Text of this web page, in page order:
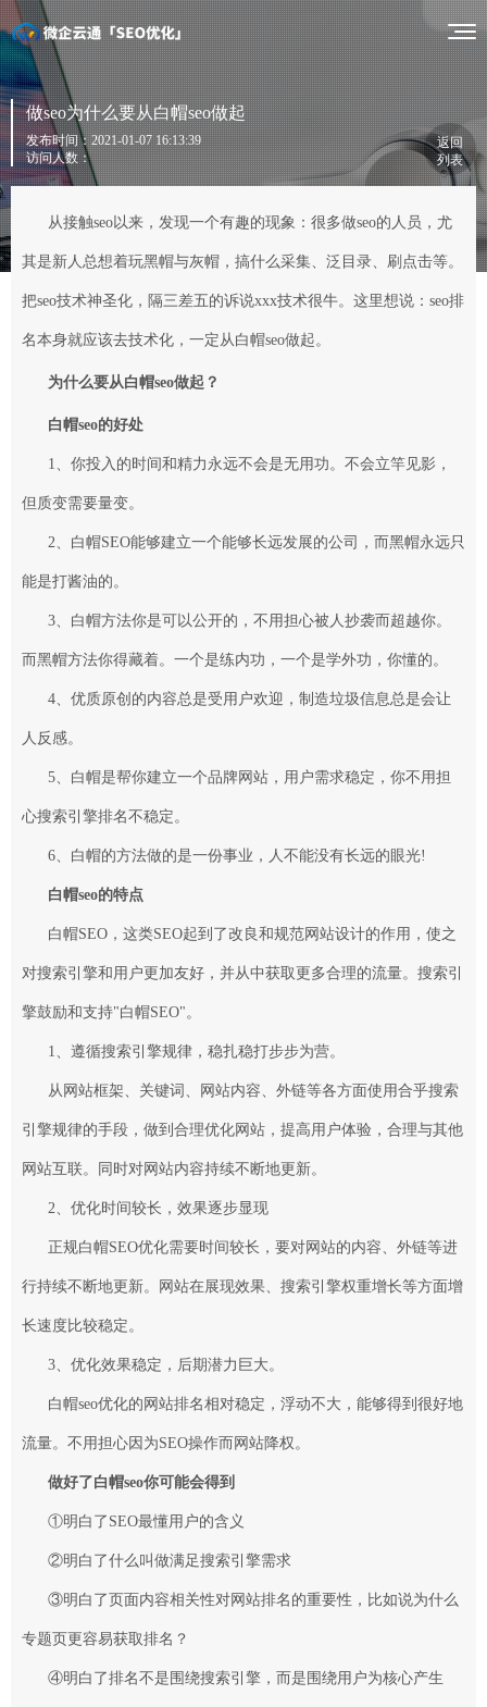
做seo为什么要从白帽seo做起
发布时间：2021-01-07 16:13:39
访问人数：
返回
列表
从接触seo以来，发现一个有趣的现象：很多做seo的人员，尤
其是新人总想着玩黑帽与灰帽，搞什么采集、泛目录、 刷点击等。
把seo技术神圣化，隔三差五的诉说xxx技术很牛。这里想说：seo排
名本身就应该去技术化，一定从白帽seo做起。
为什么要从白帽seo做起？
白帽seo的好处
1、你投入的时间和精力永远不会是无用功。不会立竿见影，
但质变需要量变。
2、白帽SEO能够建立一个能够长远发展的公司，而黑帽永远只
能是打酱油的。
3、白帽方法你是可以公开的，不用担心被人抄袭而超越你。
而黑帽方法你得藏着。一个是练内功，一个是学外功，你懂的。
4、优质原创的内容总是受用户欢迎，制造垃圾信息总是会让
人反感。
5、白帽是帮你建立一个品牌网站 ，用户需求稳定，你不用担
心搜索引擎排名不稳定。
6、白帽的方法做的是一份事业，人不能没有长远的眼光!
白帽seo的特点
白帽SEO，这类SEO起到了改良和规范网站设计的作用，使之
对搜索引擎和用户更加友好，并从中获取更多合理的流量。搜索引
擎鼓励和支持"白帽SEO"。
1、遵循搜索引擎规律，稳扎稳打步步为营。
从网站框架、关键词、网站内容、外链等各方面使用合乎搜索
引擎规律的手段，做到合理优化网站，提高用户体验，合理与其他
网站互联。同时对网站内容持续不断地更新。
2、优化时间较长，效果逐步显现
正规白帽SEO优化需要时间较长，要对网站的内容、外链等进
行持续不断地更新。网站在展现效果、搜索引擎权重增长等方面增
长速度比较稳定。
3、优化效果稳定，后期潜力巨大。
白帽seo优化的网站排名相对稳定，浮动不大，能够得到很好地
流量。不用担心因为SEO操作而 网站降权。
做好了白帽seo你可能会得到
①明白了SEO最懂用户的含义
②明白了什么叫做满足搜索引擎需求
③明白了页面内容相关性对网站排名的重要性，比如说为什么
专题页更容易获取排名？
④明白了排名不是围绕搜索引擎，而是围绕用户为核心产生